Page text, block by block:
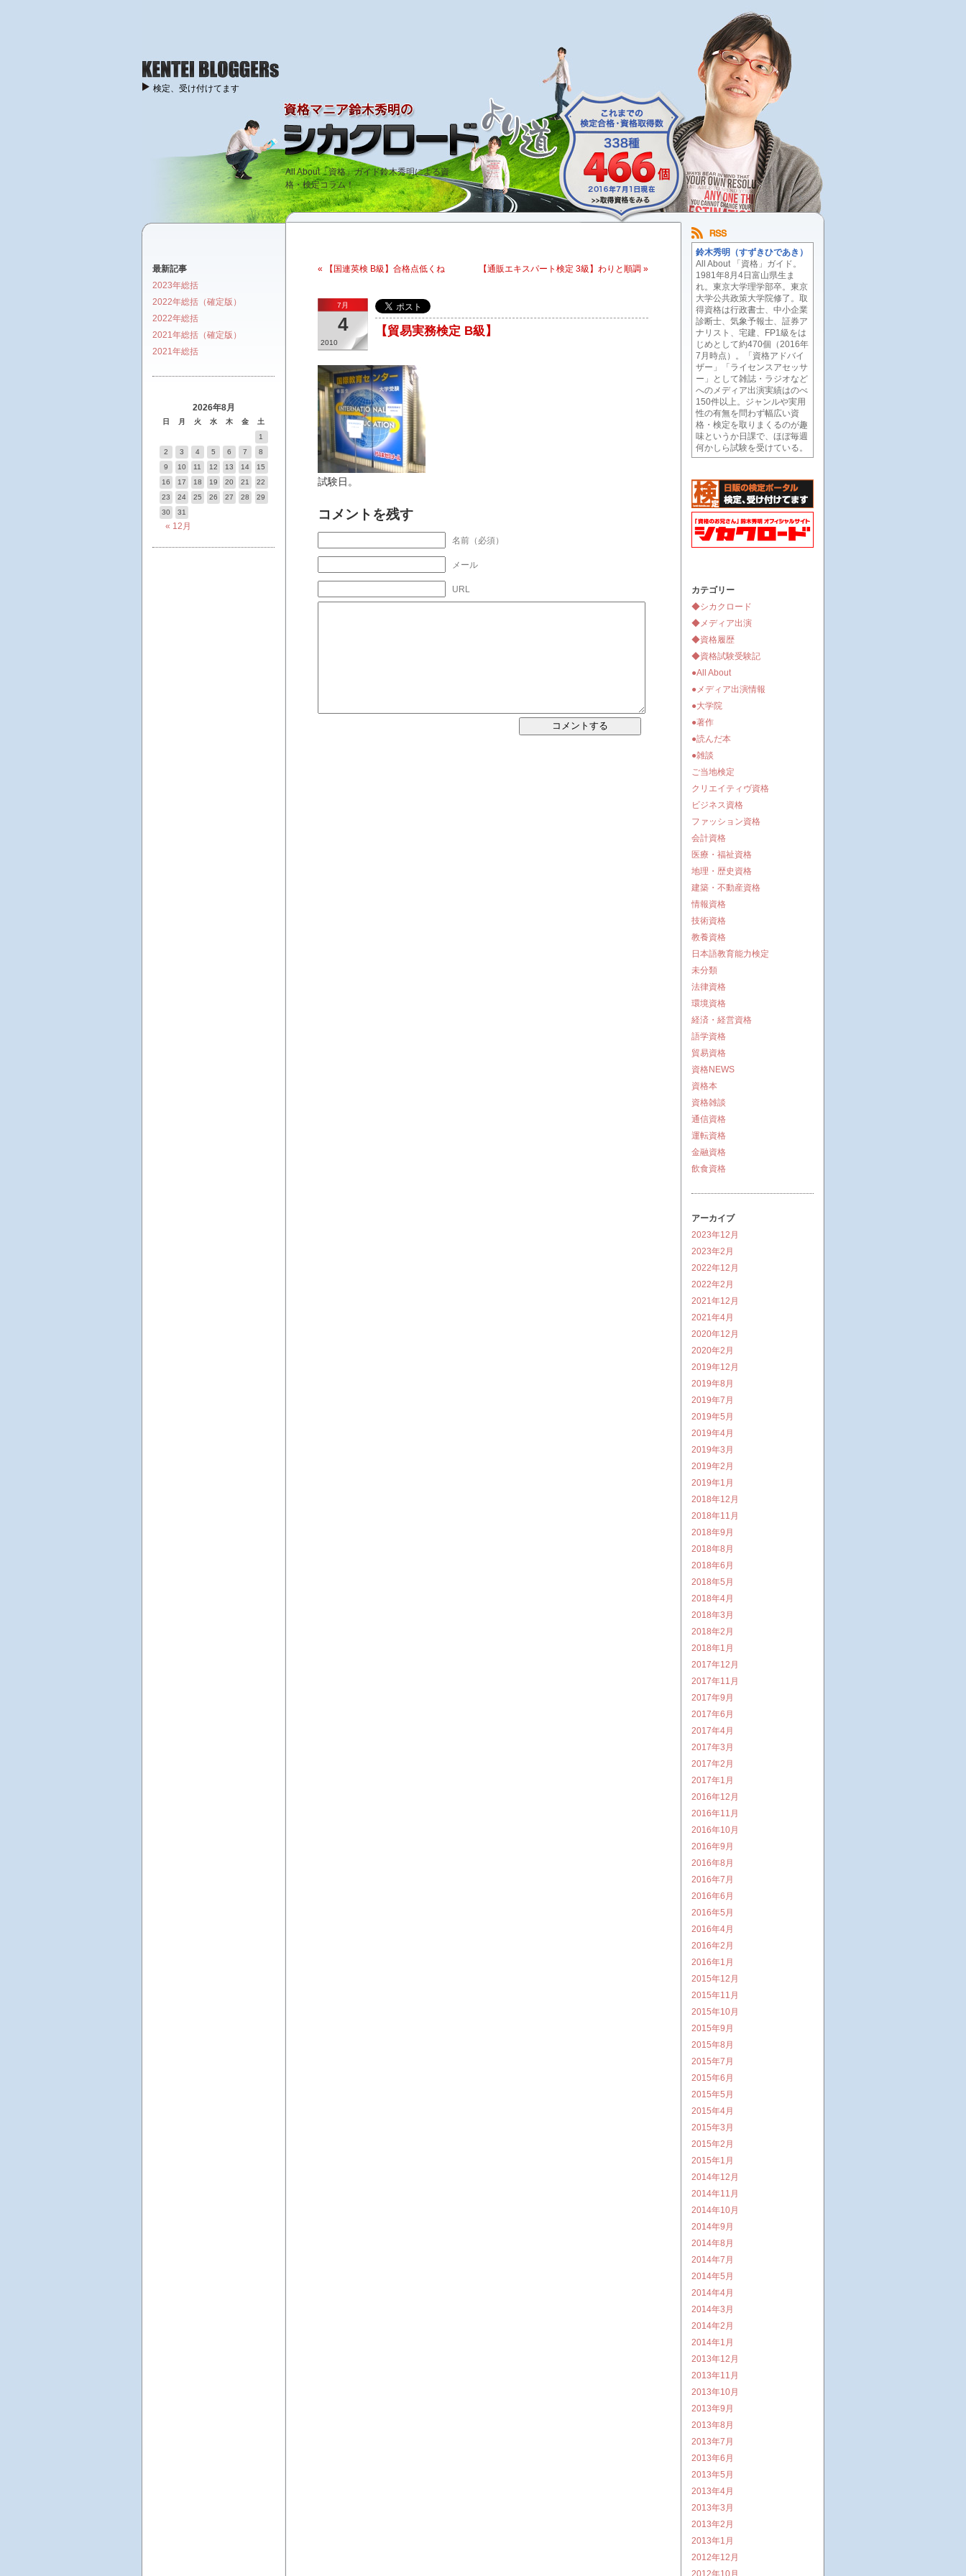
All About「資格」ガイド鈴木秀明による資
格・検定コラム！
検定、受け付けてます
« 【国連英検 B級】合格点低くね 【通販エキスパート検定 3級】わりと順調 »
7月
4
2010
【貿易実務検定 B級】
試験日。
コメントを残す
名前（必須）
メール
URL
最新記事
2023年総括
2022年総括（確定版）
2022年総括
2021年総括（確定版）
2021年総括
2026年8月
日 月 火 水 木 金 土
« 12月
1
2
3 4 5 6 7
8
9
10 11 12 13 14
15
16
17 18 19 20 21
22
23
24 25 26 27 28
29
30
31
鈴木秀明（すずきひであき）
All About 「資格」ガイド。
1981年8月4日富山県生ま
れ。東京大学理学部卒。東京
大学公共政策大学院修了。取
得資格は行政書士、中小企業
診断士、気象予報士、証券ア
ナリスト、宅建、FP1級をは
じめとして約470個（2016年
7月時点）。「資格アドバイ
ザー」「ライセンスアセッサ
ー」として雑誌・ラジオなど
へのメディア出演実績はのべ
150件以上。ジャンルや実用
性の有無を問わず幅広い資
格・検定を取りまくるのが趣
味というか日課で、ほぼ毎週
何かしら試験を受けている。
カテゴリー
◆シカクロード
◆メディア出演
◆資格履歴
◆資格試験受験記
●All About
●メディア出演情報
●大学院
●著作
●読んだ本
●雑談
ご当地検定
クリエイティヴ資格
ビジネス資格
ファッション資格
会計資格
医療・福祉資格
地理・歴史資格
建築・不動産資格
情報資格
技術資格
教養資格
日本語教育能力検定
未分類
法律資格
環境資格
経済・経営資格
語学資格
貿易資格
資格NEWS
資格本
資格雑談
通信資格
運転資格
金融資格
飲食資格
アーカイブ
2023年12月
2023年2月
2022年12月
2022年2月
2021年12月
2021年4月
2020年12月
2020年2月
2019年12月
2019年8月
2019年7月
2019年5月
2019年4月
2019年3月
2019年2月
2019年1月
2018年12月
2018年11月
2018年9月
2018年8月
2018年6月
2018年5月
2018年4月
2018年3月
2018年2月
2018年1月
2017年12月
2017年11月
2017年9月
2017年6月
2017年4月
2017年3月
2017年2月
2017年1月
2016年12月
2016年11月
2016年10月
2016年9月
2016年8月
2016年7月
2016年6月
2016年5月
2016年4月
2016年2月
2016年1月
2015年12月
2015年11月
2015年10月
2015年9月
2015年8月
2015年7月
2015年6月
2015年5月
2015年4月
2015年3月
2015年2月
2015年1月
2014年12月
2014年11月
2014年10月
2014年9月
2014年8月
2014年7月
2014年5月
2014年4月
2014年3月
2014年2月
2014年1月
2013年12月
2013年11月
2013年10月
2013年9月
2013年8月
2013年7月
2013年6月
2013年5月
2013年4月
2013年3月
2013年2月
2013年1月
2012年12月
2012年10月